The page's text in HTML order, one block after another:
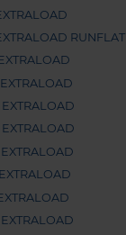
RUNFLAT